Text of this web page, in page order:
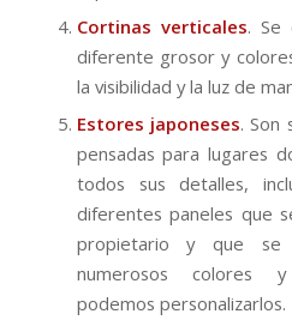
Cortinas verticales. Se
diferente grosor y
la visibilidad y la luz de
Estores japoneses. Son
pensadas para lugares
todos sus detalles,
diferentes paneles que
propietario y que se
numerosos colores
podemos personalizarlos.